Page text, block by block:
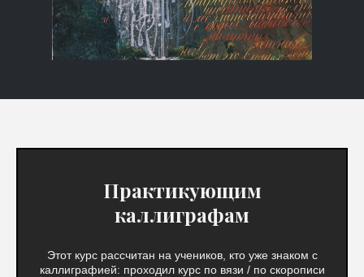
Практикующим
каллиграфам
Этот курс рассчитан на учеников, кто уже знаком с
каллиграфией: проходил курс по вязи / по скорописи